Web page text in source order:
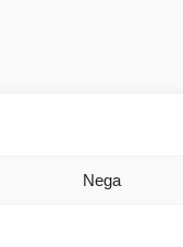
Nega